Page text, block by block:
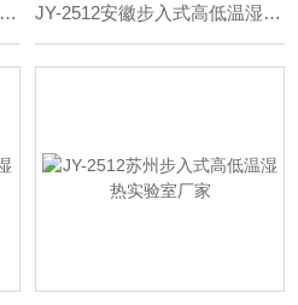
JY-2512河南步入式高低温湿热实验室厂家 JY-2512安徽步入式高低温湿热实验室厂家